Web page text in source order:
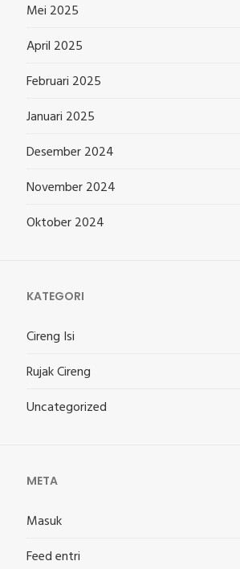
Mei 2025
April 2025
Februari 2025
Januari 2025
Desember 2024
November 2024
Oktober 2024
KATEGORI
Cireng Isi
Rujak Cireng
Uncategorized
META
Masuk
Feed entri